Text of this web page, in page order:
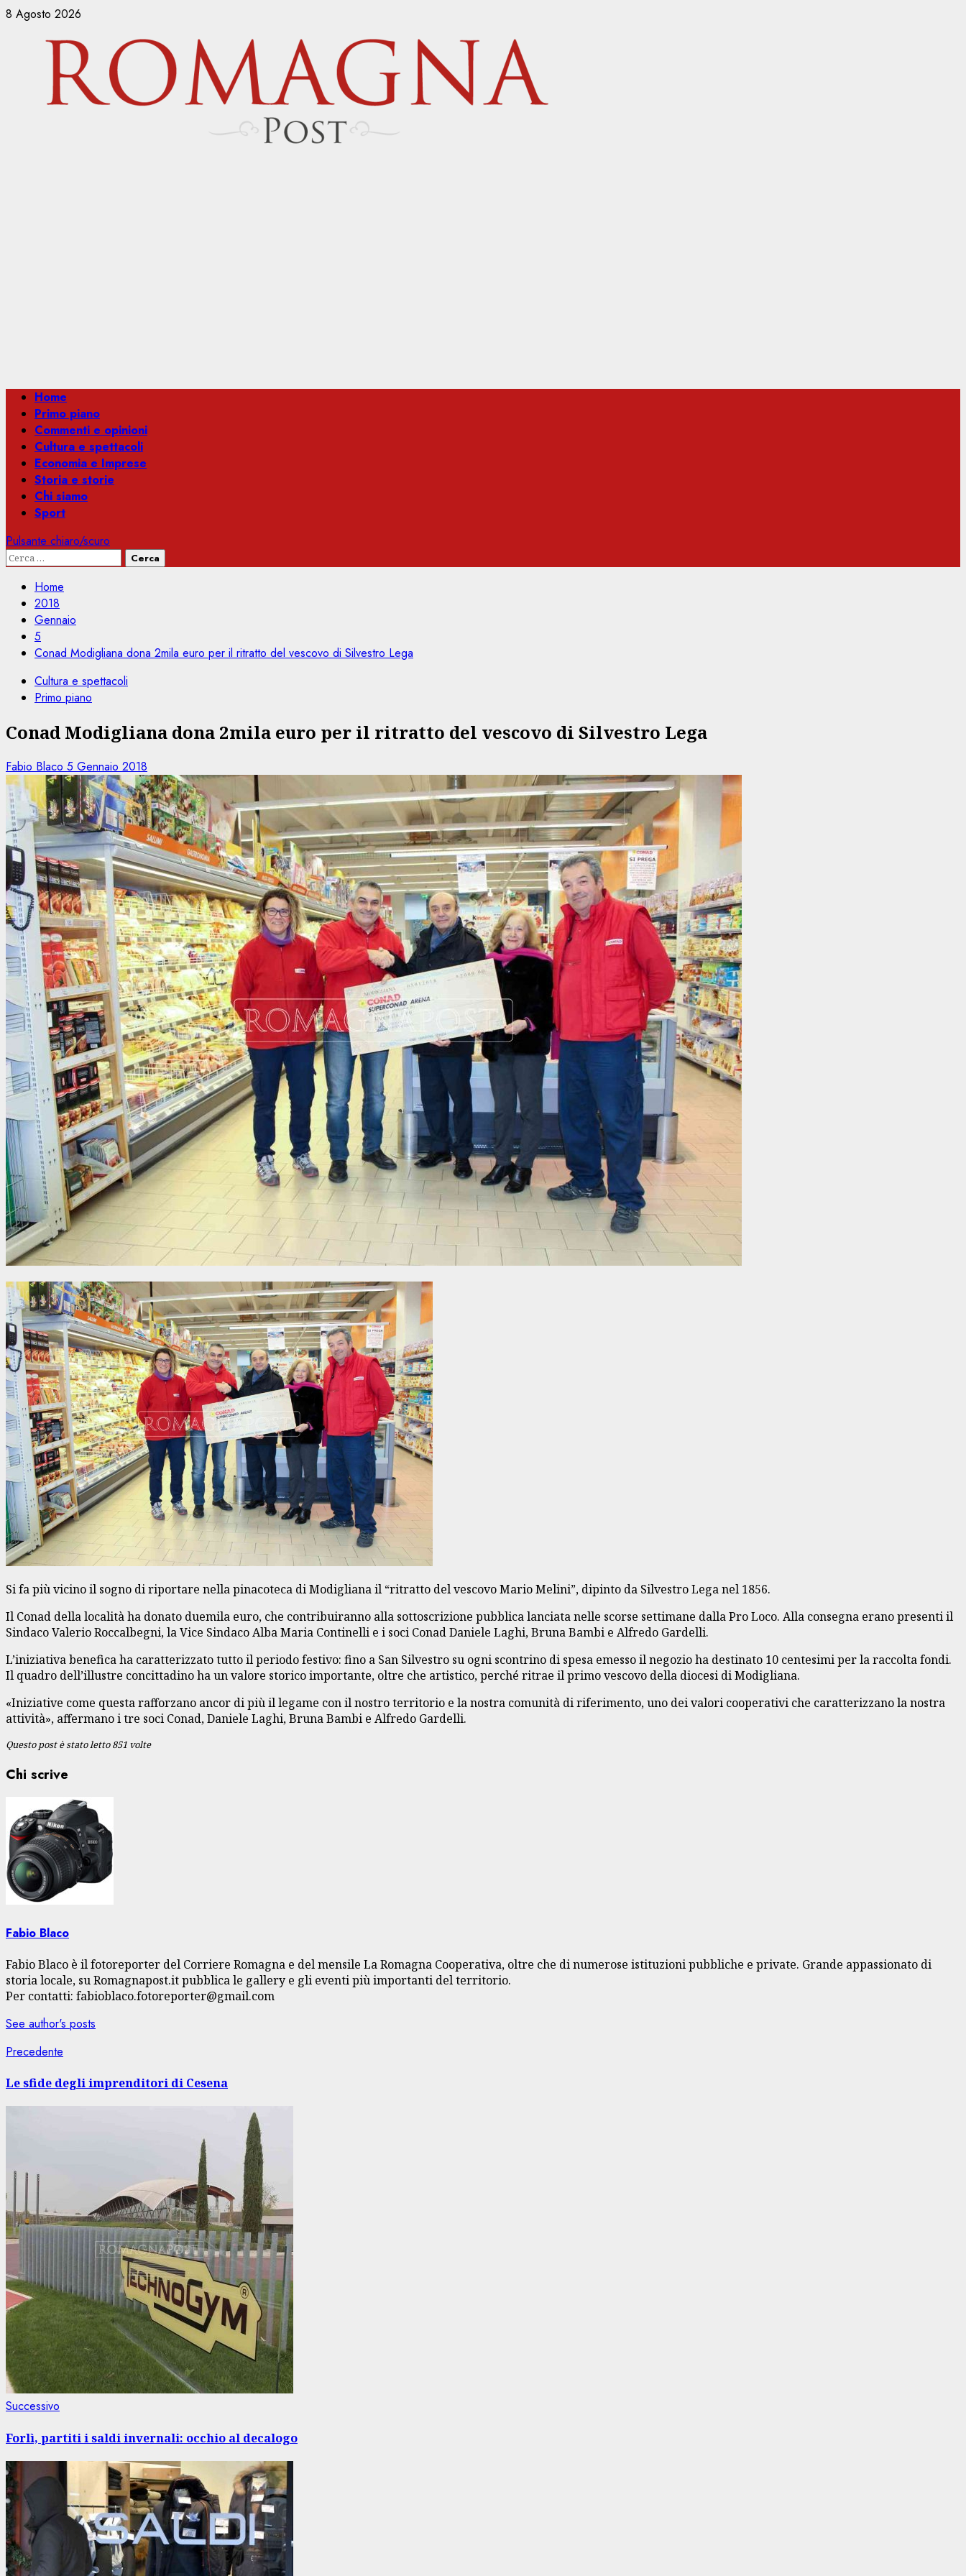
Vai
contenuto
8 Agosto 2026
Menu
principale
Home
Primo piano
Commenti e opinioni
Cultura e spettacoli
Economia e Imprese
Storia e storie
Chi siamo
Sport
Pulsante chiaro/scuro
Ricerca
Home
2018
Gennaio
5
Conad Modigliana dona 2mila euro per il ritratto del vescovo di Silvestro Lega
Cultura e spettacoli
Primo piano
Conad Modigliana dona 2mila euro per il ritratto del vescovo di Silvestro Lega
Fabio Blaco 5 Gennaio 2018
Si fa più vicino il sogno di riportare nella pinacoteca di Modigliana il “ritratto del vescovo Mario Melini”, dipinto da Silvestro Lega nel 1856.
Il Conad della località ha donato duemila euro, che contribuiranno alla sottoscrizione pubblica lanciata nelle scorse settimane dalla Pro Loco. Alla consegna erano presenti il
Sindaco Valerio Roccalbegni, la Vice Sindaco Alba Maria Continelli e i soci Conad Daniele Laghi, Bruna Bambi e Alfredo Gardelli.
L’iniziativa benefica ha caratterizzato tutto il periodo festivo: fino a San Silvestro su ogni scontrino di spesa emesso il negozio ha destinato 10 centesimi per la raccolta fondi.
Il quadro dell’illustre concittadino ha un valore storico importante, oltre che artistico, perché ritrae il primo vescovo della diocesi di Modigliana.
«Iniziative come questa rafforzano ancor di più il legame con il nostro territorio e la nostra comunità di riferimento, uno dei valori cooperativi che caratterizzano la nostra
attività», affermano i tre soci Conad, Daniele Laghi, Bruna Bambi e Alfredo Gardelli.
Questo post è stato letto 851 volte
Chi scrive
Fabio Blaco
Fabio Blaco è il fotoreporter del Corriere Romagna e del mensile La Romagna Cooperativa, oltre che di numerose istituzioni pubbliche e private. Grande appassionato di
storia locale, su Romagnapost.it pubblica le gallery e gli eventi più importanti del territorio.
Per contatti: fabioblaco.fotoreporter@gmail.com
See author's posts
Navigazione
articolo
Precedente
Le sfide degli imprenditori di Cesena
Successivo
Forlì, partiti i saldi invernali: occhio al decalogo